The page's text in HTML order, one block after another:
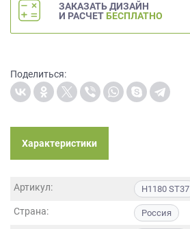
ЗАКАЗАТЬ ДИЗАЙН
И РАСЧЕТ БЕСПЛАТНО
Поделиться:
Характеристики
Артикул: H1180 ST37
Страна: Россия
порядке
Политики
обработки